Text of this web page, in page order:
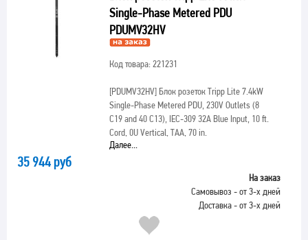
Single-Phase Metered PDU
PDUMV32HV
Код товара: 221231
[PDUMV32HV]Блок розеток Tripp Lite 7.4kW
Single-Phase Metered PDU, 230V Outlets (8
C19 and 40 C13), IEC-309 32A Blue Input, 10 ft.
Cord, 0U Vertical, TAA, 70 in.
Далее...
35 944 руб
На заказ
Самовывоз - от 3-х дней
Доставка - от 3-х дней